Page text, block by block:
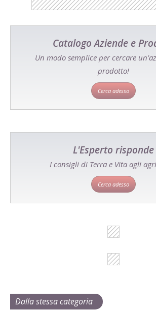
Catalogo Aziende e
Un modo semplice per cercare
prodotto!
Cerca adesso
L'Esperto risponde
I consigli di Terra e Vita agli
Cerca adesso
Dalla stessa categoria